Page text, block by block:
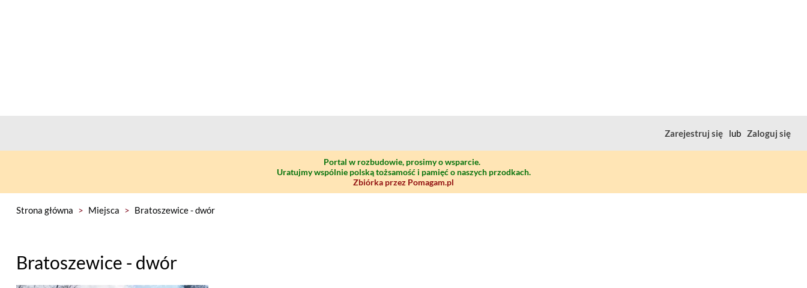
Zarejestruj się lub Zaloguj się
Portal w rozbudowie, prosimy o wsparcie.
Uratujmy wspólnie polską tożsamość i pamięć o naszych przodkach.
Zbiórka przez Pomagam.pl
Strona główna > Miejsca > Bratoszewice - dwór
Bratoszewice - dwór